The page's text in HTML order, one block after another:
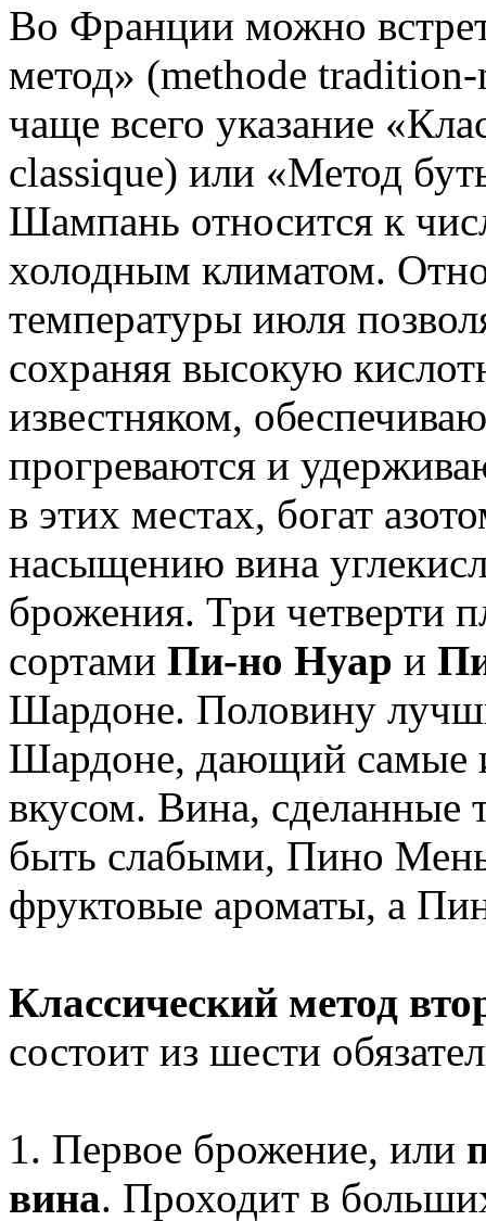
Во Франции можно
метод» (methode
чаще всего указание
classique) или «Метод
Шампань относится к
холодным климатом.
температуры июля
сохраняя высокую
известняком,
прогреваются и
в этих местах, богат
насыщению вина
брожения. Три четверти
сортами Пи-но Нуар и
Шардоне. Половину
Шардоне, дающий самые
вкусом. Вина, сделанные
быть слабыми, Пино
фруктовые ароматы, а
Классический метод
состоит из шести
1. Первое брожение, или
вина. Проходит в